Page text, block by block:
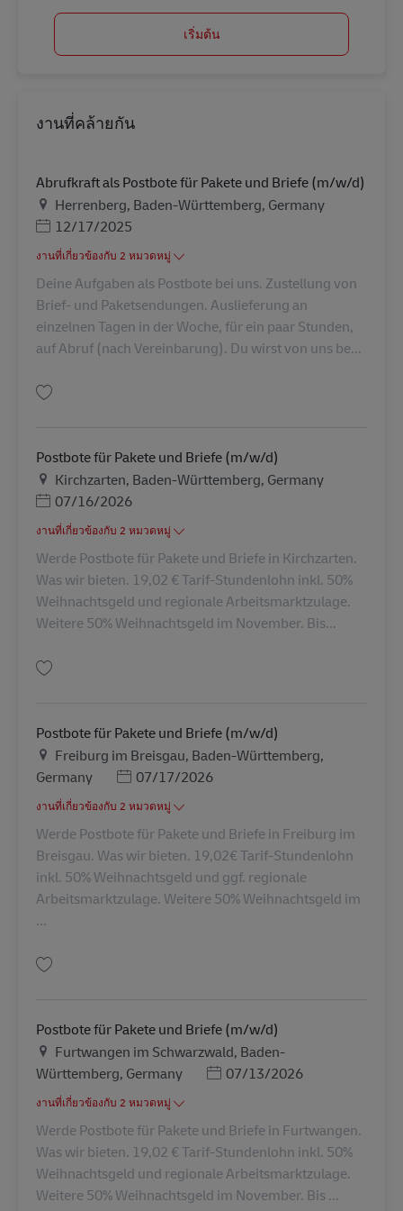
เริ่มต้น
งานที่คล้ายกัน
Abrufkraft als Postbote für Pakete und Briefe (m/w/d)
สถานที่
Herrenberg, Baden-Württemberg, Germany
Posted Date
12/17/2025
งานที่เกี่ยวข้องกับ 2 หมวดหมู่
Deine Aufgaben als Postbote bei uns. Zustellung von
Brief- und Paketsendungen. Auslieferung an
einzelnen Tagen in der Woche, für ein paar Stunden,
auf Abruf (nach Vereinbarung). Du wirst von uns be...
Postbote für Pakete und Briefe (m/w/d)
สถานที่
Kirchzarten, Baden-Württemberg, Germany
Posted Date
07/16/2026
งานที่เกี่ยวข้องกับ 2 หมวดหมู่
Werde Postbote für Pakete und Briefe in Kirchzarten.
Was wir bieten. 19,02 € Tarif-Stundenlohn inkl. 50%
Weihnachtsgeld und regionale Arbeitsmarktzulage.
Weitere 50% Weihnachtsgeld im November. Bis...
Postbote für Pakete und Briefe (m/w/d)
สถานที่
Freiburg im Breisgau, Baden-Württemberg,
Germany
Posted Date
07/17/2026
งานที่เกี่ยวข้องกับ 2 หมวดหมู่
Werde Postbote für Pakete und Briefe in Freiburg im
Breisgau. Was wir bieten. 19,02€ Tarif-Stundenlohn
inkl. 50% Weihnachtsgeld und ggf. regionale
Arbeitsmarktzulage. Weitere 50% Weihnachtsgeld im
...
Postbote für Pakete und Briefe (m/w/d)
สถานที่
Furtwangen im Schwarzwald, Baden-
Württemberg, Germany
Posted Date
07/13/2026
งานที่เกี่ยวข้องกับ 2 หมวดหมู่
Werde Postbote für Pakete und Briefe in Furtwangen.
Was wir bieten. 19,02 € Tarif-Stundenlohn inkl. 50%
Weihnachtsgeld und regionale Arbeitsmarktzulage.
Weitere 50% Weihnachtsgeld im November. Bis ...